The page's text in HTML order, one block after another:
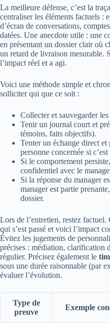
La meilleure défense, c’est la
centraliser les éléments factuels :
d’écran de conversations,
datées. Une anecdote utile : une
en présentant un dossier clair où
un retard de livraison mesurable.
l’impact réel et a agi.
Voici une méthode simple et
solliciter qui que ce soit :
Collecter et sauvegarder
Tenir un journal court et
témoins, faits objectifs).
Tenter un échange direct
personne concernée si
Si le comportement
confidentiel avec le
Si la réponse du manager
manager est partie
dossier.
Lors de l’entretien, restez
qui s’est passé et voici l’impact
Évitez les jugements de
précises : médiation, clarification
régulier. Précisez également le
sous une durée raisonnable (par
évaluer l’évolution.
Type de
preuve
Exemple